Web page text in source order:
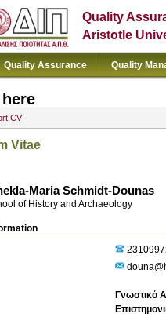
Quality
Aristotle
Quality Assurance Quality
CV
Vitae
Maria Schmidt-Dounas
of History and Archaeology
Γνωστικό